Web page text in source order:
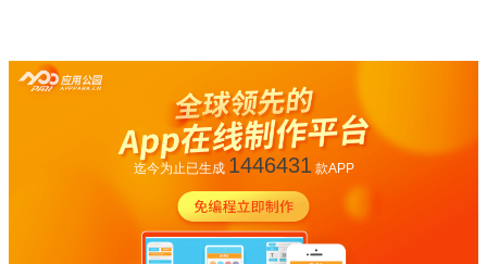
迄今为止已生成 1446431款APP